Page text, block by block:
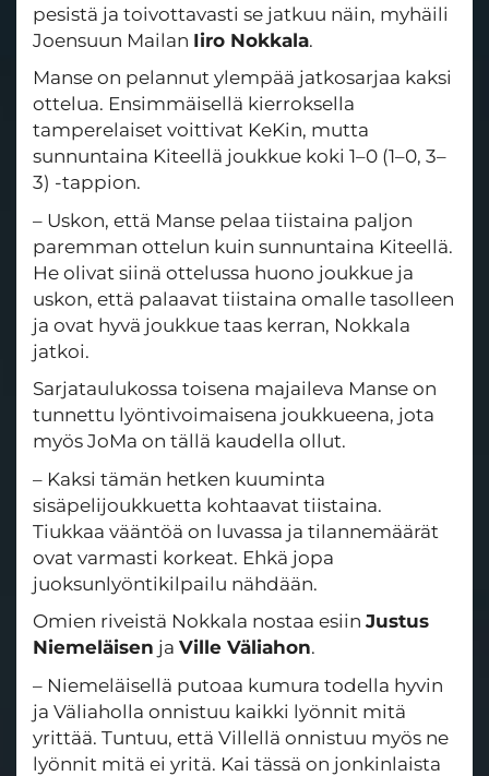
pesistä ja toivottavasti se jatkuu näin, myhäili
Joensuun Mailan Iiro Nokkala.
Manse on pelannut ylempää jatkosarjaa kaksi
ottelua. Ensimmäisellä kierroksella
tamperelaiset voittivat KeKin, mutta
sunnuntaina Kiteellä joukkue koki 1–0 (1–0, 3–
3) -tappion.
– Uskon, että Manse pelaa tiistaina paljon
paremman ottelun kuin sunnuntaina Kiteellä.
He olivat siinä ottelussa huono joukkue ja
uskon, että palaavat tiistaina omalle tasolleen
ja ovat hyvä joukkue taas kerran, Nokkala
jatkoi.
Sarjataulukossa toisena majaileva Manse on
tunnettu lyöntivoimaisena joukkueena, jota
myös JoMa on tällä kaudella ollut.
– Kaksi tämän hetken kuuminta
sisäpelijoukkuetta kohtaavat tiistaina.
Tiukkaa vääntöä on luvassa ja tilannemäärät
ovat varmasti korkeat. Ehkä jopa
juoksunlyöntikilpailu nähdään.
Omien riveistä Nokkala nostaa esiin Justus
Niemeläisen ja Ville Väliahon.
– Niemeläisellä putoaa kumura todella hyvin
ja Väliaholla onnistuu kaikki lyönnit mitä
yrittää. Tuntuu, että Villellä onnistuu myös ne
lyönnit mitä ei yritä. Kai tässä on jonkinlaista